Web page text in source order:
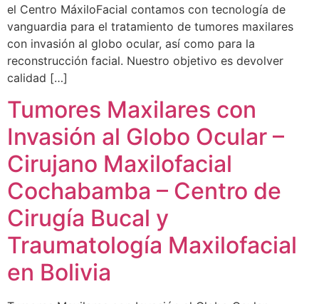
el Centro MáxiloFacial contamos con tecnología de
vanguardia para el tratamiento de tumores maxilares
con invasión al globo ocular, así como para la
reconstrucción facial. Nuestro objetivo es devolver
calidad […]
Tumores Maxilares con
Invasión al Globo Ocular –
Cirujano Maxilofacial
Cochabamba – Centro de
Cirugía Bucal y
Traumatología Maxilofacial
en Bolivia